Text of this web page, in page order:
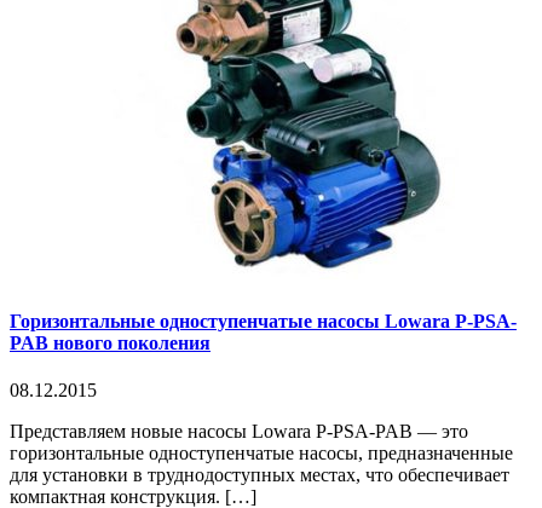
Горизонтальные одноступенчатые насосы Lowara P-PSA-
PAB нового поколения
08.12.2015
Представляем новые насосы Lowara P-PSA-PAB — это
горизонтальные одноступенчатые насосы, предназначенные
для установки в труднодоступных местах, что обеспечивает
компактная конструкция. […]